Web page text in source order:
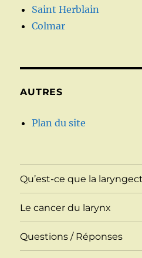
Saint Herblain
Colmar
AUTRES
Plan du site
Qu’est-ce que la
Le cancer du larynx
Questions / Réponses